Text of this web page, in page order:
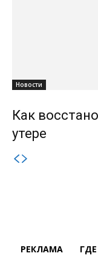
Новости
Как
утере
РЕКЛАМА